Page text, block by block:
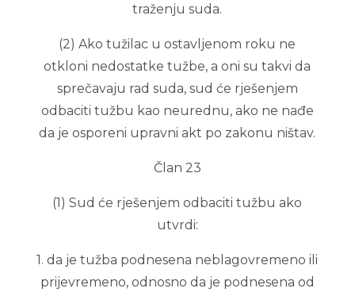
traženju suda.
(2) Ako tužilac u ostavljenom roku ne
otkloni nedostatke tužbe, a oni su takvi da
sprečavaju rad suda, sud će rješenjem
odbaciti tužbu kao neurednu, ako ne nađe
da je osporeni upravni akt po zakonu ništav.
Član 23
(1) Sud će rješenjem odbaciti tužbu ako
utvrdi:
1. da je tužba podnesena neblagovremeno ili
prijevremeno, odnosno da je podnesena od